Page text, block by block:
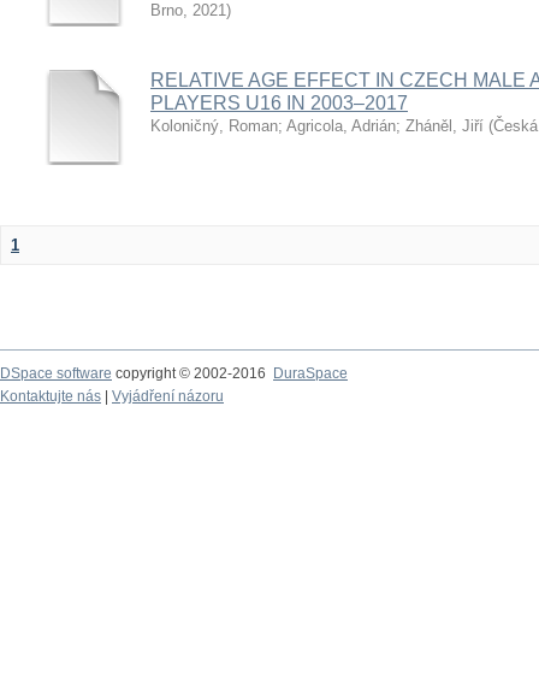
Brno, 2021)
RELATIVE AGE EFFECT IN CZECH MALE
PLAYERS U16 IN 2003–2017
Koloničný, Roman; Agricola, Adrián; Zháněl, Jiří (
1
DSpace software copyright © 2002-2016
DuraSpace
Kontaktujte nás
Vyjádření názoru